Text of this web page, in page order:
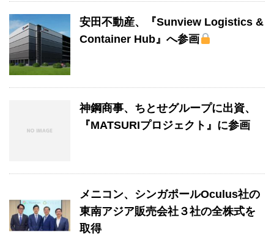
安田不動産、『Sunview Logistics &
Container Hub』へ参画
神鋼商事、ちとせグループに出資、
『MATSURIプロジェクト』に参画
メニコン、シンガポールOculus社の
東南アジア販売会社３社の全株式を
取得